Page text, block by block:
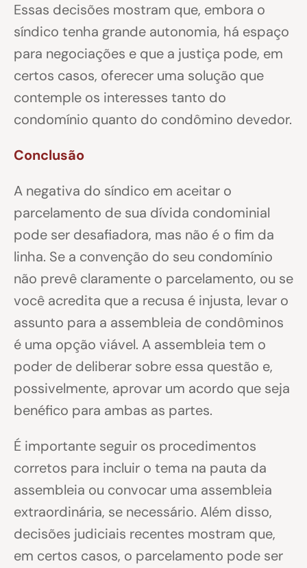
Essas decisões mostram que, embora o
síndico tenha grande autonomia, há espaço
para negociações e que a justiça pode, em
certos casos, oferecer uma solução que
contemple os interesses tanto do
condomínio quanto do condômino devedor.
Conclusão
A negativa do síndico em aceitar o
parcelamento de sua dívida condominial
pode ser desafiadora, mas não é o fim da
linha. Se a convenção do seu condomínio
não prevê claramente o parcelamento, ou se
você acredita que a recusa é injusta, levar o
assunto para a assembleia de condôminos
é uma opção viável. A assembleia tem o
poder de deliberar sobre essa questão e,
possivelmente, aprovar um acordo que seja
benéfico para ambas as partes.
É importante seguir os procedimentos
corretos para incluir o tema na pauta da
assembleia ou convocar uma assembleia
extraordinária, se necessário. Além disso,
decisões judiciais recentes mostram que,
em certos casos, o parcelamento pode ser